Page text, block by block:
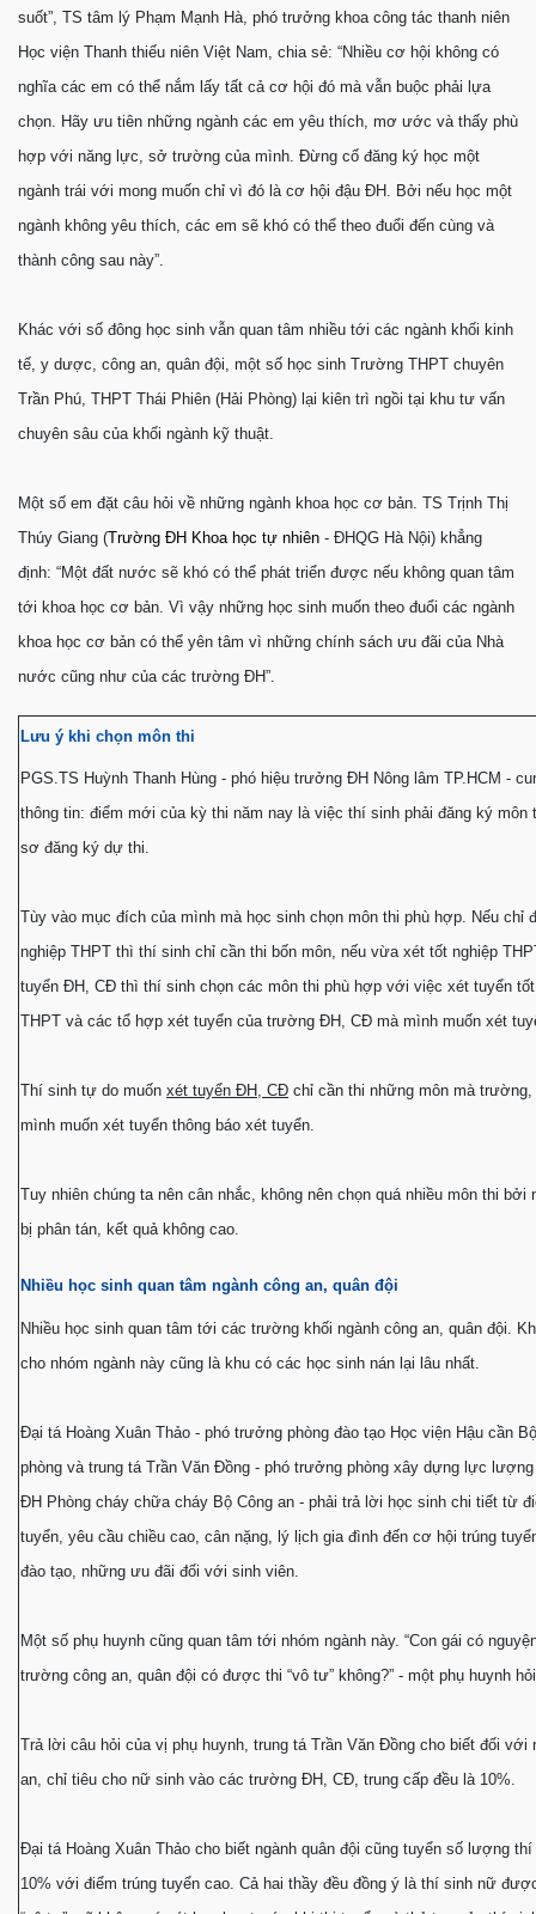
suốt”, TS tâm lý Phạm Mạnh Hà, phó trưởng khoa công tác thanh niên
Học viện Thanh thiếu niên Việt Nam, chia sẻ: “Nhiều cơ hội không có
nghĩa các em có thể nắm lấy tất cả cơ hội đó mà vẫn buộc phải lựa
chọn. Hãy ưu tiên những ngành các em yêu thích, mơ ước và thấy phù
hợp với năng lực, sở trường của mình. Ðừng cố đăng ký học một
ngành trái với mong muốn chỉ vì đó là cơ hội đậu ÐH. Bởi nếu học một
ngành không yêu thích, các em sẽ khó có thể theo đuổi đến cùng và
thành công sau này”.
Khác với số đông học sinh vẫn quan tâm nhiều tới các ngành khối kinh
tế, y dược, công an, quân đội, một số học sinh Trường THPT chuyên
Trần Phú, THPT Thái Phiên (Hải Phòng) lại kiên trì ngồi tại khu tư vấn
chuyên sâu của khối ngành kỹ thuật.
Một số em đặt câu hỏi về những ngành khoa học cơ bản. TS Trịnh Thị
Thúy Giang (Trường ÐH Khoa học tự nhiên - ÐHQG Hà Nội) khẳng
định: “Một đất nước sẽ khó có thể phát triển được nếu không quan tâm
tới khoa học cơ bản. Vì vậy những học sinh muốn theo đuổi các ngành
khoa học cơ bản có thể yên tâm vì những chính sách ưu đãi của Nhà
nước cũng như của các trường ÐH”.
Lưu ý khi chọn môn thi
PGS.TS Huỳnh Thanh Hùng - phó hiệu trưởng ÐH Nông lâm TP.HCM -
thông tin: điểm mới của kỳ thi năm nay là việc thí sinh phải đăng ký môn
sơ đăng ký dự thi.
Tùy vào mục đích của mình mà học sinh chọn môn thi phù hợp. Nếu chỉ
nghiệp THPT thì thí sinh chỉ cần thi bốn môn, nếu vừa xét tốt nghiệp
tuyển ÐH, CÐ thì thí sinh chọn các môn thi phù hợp với việc xét tuyển tốt
THPT và các tổ hợp xét tuyển của trường ÐH, CÐ mà mình muốn xét
Thí sinh tự do muốn xét tuyển ÐH, CÐ chỉ cần thi những môn mà trường,
mình muốn xét tuyển thông báo xét tuyển.
Tuy nhiên chúng ta nên cân nhắc, không nên chọn quá nhiều môn thi bởi
bị phân tán, kết quả không cao.
Nhiều học sinh quan tâm ngành công an, quân đội
Nhiều học sinh quan tâm tới các trường khối ngành công an, quân đội.
cho nhóm ngành này cũng là khu có các học sinh nán lại lâu nhất.
Ðại tá Hoàng Xuân Thảo - phó trưởng phòng đào tạo Học viện Hậu cần
phòng và trung tá Trần Văn Ðồng - phó trưởng phòng xây dựng lực
ÐH Phòng cháy chữa cháy Bộ Công an - phải trả lời học sinh chi tiết từ
tuyển, yêu cầu chiều cao, cân nặng, lý lịch gia đình đến cơ hội trúng
đào tạo, những ưu đãi đối với sinh viên.
Một số phụ huynh cũng quan tâm tới nhóm ngành này. “Con gái có
trường công an, quân đội có được thi “vô tư” không?” - một phụ huynh
Trả lời câu hỏi của vị phụ huynh, trung tá Trần Văn Ðồng cho biết đối với
an, chỉ tiêu cho nữ sinh vào các trường ÐH, CÐ, trung cấp đều là 10%.
Ðại tá Hoàng Xuân Thảo cho biết ngành quân đội cũng tuyển số lượng
10% với điểm trúng tuyển cao. Cả hai thầy đều đồng ý là thí sinh nữ